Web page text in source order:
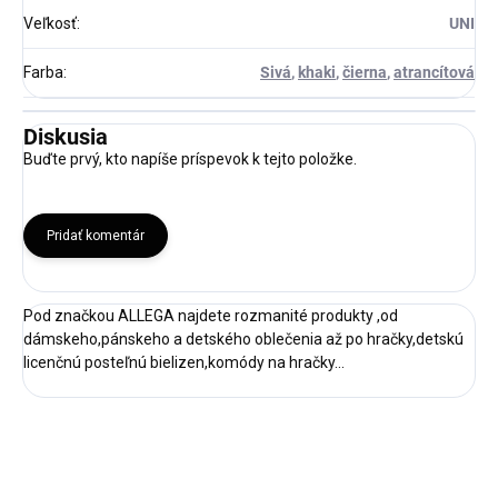
Veľkosť: UNI
Farba: Sivá, khaki,čierna,atrancítová
Diskusia
Buďte prvý, kto napíše príspevok k tejto položke.
Pridať komentár
Pod značkou ALLEGA najdete rozmanité produkty ,od
dámskeho,pánskeho a detského oblečenia až po hračky,detskú
licenčnú posteľnú bielizen,komódy na hračky...